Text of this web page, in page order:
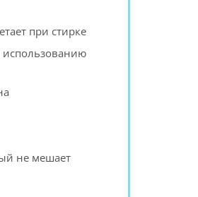
при стирке
использованию
не мешает